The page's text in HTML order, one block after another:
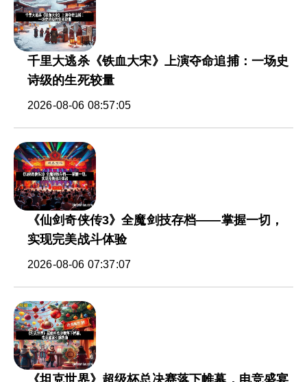
千里大逃杀《铁血大宋》上演夺命追捕：一场史
诗级的生死较量
2026-08-06 08:57:05
《仙剑奇侠传3》全魔剑技存档——掌握一切，
实现完美战斗体验
2026-08-06 07:37:07
《坦克世界》超级杯总决赛落下帷幕，电竞盛宴